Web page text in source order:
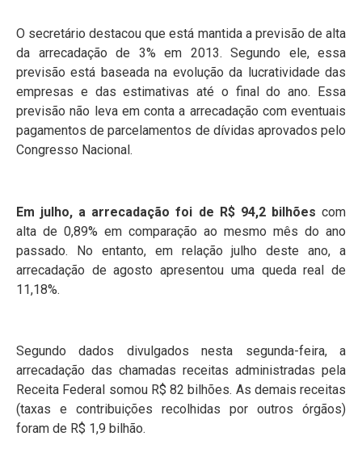
O secretário destacou que está mantida a previsão de alta
da arrecadação de 3% em 2013. Segundo ele, essa
previsão está baseada na evolução da lucratividade das
empresas e das estimativas até o final do ano. Essa
previsão não leva em conta a arrecadação com eventuais
pagamentos de parcelamentos de dívidas aprovados pelo
Congresso Nacional.
Em julho, a arrecadação foi de R$ 94,2 bilhões com
alta de 0,89% em comparação ao mesmo mês do ano
passado. No entanto, em relação julho deste ano, a
arrecadação de agosto apresentou uma queda real de
11,18%.
Segundo dados divulgados nesta segunda-feira, a
arrecadação das chamadas receitas administradas pela
Receita Federal somou R$ 82 bilhões. As demais receitas
(taxas e contribuições recolhidas por outros órgãos)
foram de R$ 1,9 bilhão.